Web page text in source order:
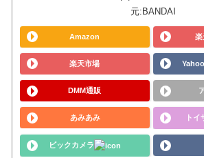
元:BANDAI
Amazon 楽
楽天市場
DMM通販
あみあみ トイ
ビックカメラ